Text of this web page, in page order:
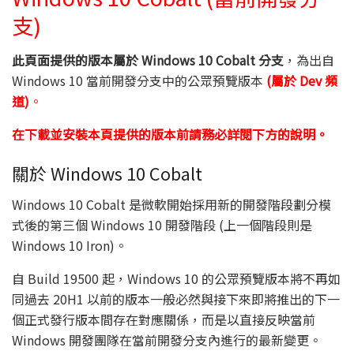
支)
此頁面提供的版本屬於 Windows 10 Cobalt 分支 ，為出自
Windows 10 當前開發分支中的公眾預覽版本 (屬於 Dev 頻
道) 。
在下載並安裝本頁提供的版本前請務必詳閱下方的說明。
關於 Windows 10 Cobalt
Windows 10 Cobalt 是微軟開始採用新的開發階段劃分模
式後的第三個 Windows 10 開發階段 (上一個階段則是
Windows 10 Iron)。
自 Build 19500 起，Windows 10 的公眾預覽版本將不再如
同過去 20H1 以前的版本一般必然與接下來即將推出的下一
個正式發行版本間存在對應關係，而是以直接反映當前
Windows 開發團隊在當前開發分支內進行的最新變更。